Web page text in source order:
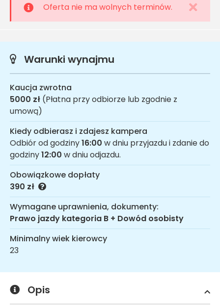
Oferta nie ma wolnych terminów.
Warunki wynajmu
Kaucja zwrotna
5000 zł (Płatna przy odbiorze lub zgodnie z
umową)
Kiedy odbierasz i zdajesz kampera
Odbiór od godziny16:00 w dniu przyjazdu i zdanie do
godziny12:00 w dniu odjazdu.
Obowiązkowe dopłaty
390 zł
Wymagane uprawnienia, dokumenty:
Prawo jazdy kategoria B + Dowód osobisty
Minimalny wiek kierowcy
23
Opis